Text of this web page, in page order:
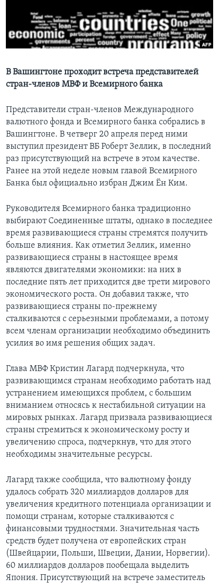
Learning English
СОЦИАЛЬНЫЕ СЕТИ
Языки
В Вашингтоне проходит встреча представителей
стран-членов МВФ и Всемирного банка
Представители стран-членов Международного
валютного фонда и Всемирного банка собрались в
Вашингтоне. В четверг 20 апреля перед ними
выступил президент ВБ Роберт Зеллик, в последний
раз присутствующий на встрече в этом качестве.
Ранее на этой неделе новым главой Всемирного
Банка был официально избран Джим Ён Ким.
Руководителя Всемирного банка традиционно
выбирают Соединенные штаты, однако в последнее
время развивающиеся страны стремятся получить
больше влияния. Как отметил Зеллик, именно
развивающиеся страны в настоящее время
являются двигателями экономики: на них в
последние пять лет приходится две трети мирового
экономического роста. Он добавил также, что
развивающиеся страны по-прежнему
сталкиваются с серьезными проблемами, а потому
всем членам организации необходимо объединить
усилия во имя решения общих задач.
Глава МВФ Кристин Лагард подчеркнула, что
развивающимся странам необходимо работать над
устранением имеющихся проблем, с большим
вниманием относясь к нестабильной ситуации на
мировых рынках. Лагард призвала развивающиеся
страны стремиться к экономическому росту и
увеличению спроса, подчеркнув, что для этого
необходимы значительные ресурсы.
Лагард также сообщила, что валютному фонду
удалось собрать 320 миллиардов долларов для
увеличения кредитного потенциала организации и
помощи странам, которые сталкиваются с
финансовыми трудностями. Значительная часть
средств будет получена от европейских стран
(Швейцарии, Польши, Швеции, Дании, Норвегии).
60 миллиардов долларов пообещала выделить
Япония. Присутствующий на встрече заместитель